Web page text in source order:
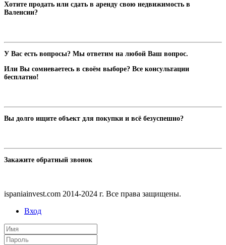
Хотите продать или сдать в аренду свою недвижимость в
Валенсии?
У Вас есть вопросы? Мы ответим на любой Ваш вопрос.
Или Вы сомневаетесь в своём выборе? Все консультации
бесплатно!
Вы долго ищите объект для покупки и всё безуспешно?
Закажите обратный звонок
ispaniainvest.com 2014-2024 г. Все права защищены.
Вход